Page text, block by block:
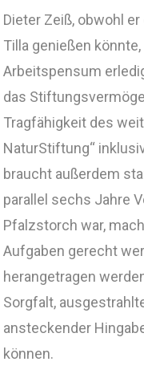
Dieter Zeiß, obwohl
Tilla genießen
Arbeitspensum
das
Tragfähigkeit des
NaturStiftung“
braucht außerdem
parallel sechs Jahre
Pfalzstorch war,
Aufgaben gerecht
herangetragen
Sorgfalt,
ansteckender
können.